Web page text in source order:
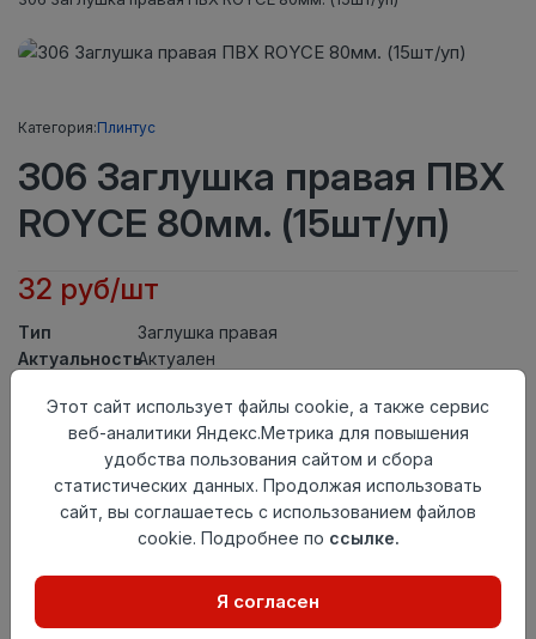
Категория:Плинтус
306 Заглушка правая ПВХ
ROYCE 80мм. (15шт/уп)
32 руб/шт
Тип
Заглушка правая
АктуальностьАктуален
Осталось85 шт
Добавить в корзину
Внимание! Внешний вид товара может отличаться от
представленного на настоящем сайте. Проверяйте
в момент приобретения товара.
Этот сайт использует файлы cookie, а также сервис
веб-аналитики Яндекс.Метрика для повышения
удобства пользования сайтом и сбора
статистических данных. Продолжая использовать
сайт, вы соглашаетесь с использованием файлов
cookie. Подробнее по ссылке.
Я согласен